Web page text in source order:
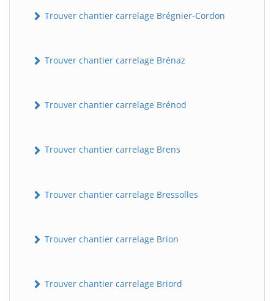
Trouver chantier carrelage Brégnier-Cordon
Trouver chantier carrelage Brénaz
Trouver chantier carrelage Brénod
Trouver chantier carrelage Brens
Trouver chantier carrelage Bressolles
Trouver chantier carrelage Brion
Trouver chantier carrelage Briord